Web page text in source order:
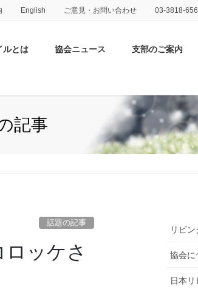
English ご意見・お問い合わせ 03-3818-
ルとは 協会ニュース 支部のご案内
記事
話題の記事
ロッケさ
リビ
協会に
日本